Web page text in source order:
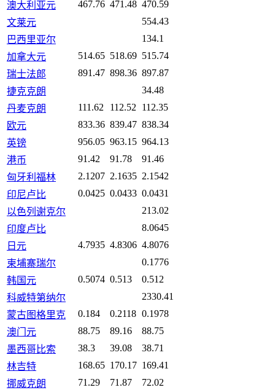
澳大利亚元 467.76 471.48 470.59
文莱元
554.43
巴西里亚尔
134.1
加拿大元
514.65 518.69 515.74
瑞士法郎
891.47 898.36 897.87
捷克克朗
34.48
丹麦克朗
111.62 112.52
112.35
欧元
833.36 839.47 838.34
英镑
956.05 963.15 964.13
港币
91.42 91.78
91.46
匈牙利福林
2.1207 2.1635 2.1542
印尼卢比
0.0425 0.0433 0.0431
以色列谢克尔
213.02
印度卢比
8.0645
日元
4.7935 4.8306 4.8076
柬埔寨瑞尔
0.1776
韩国元
0.5074 0.513
0.512
科威特第纳尔
2330.41
蒙古图格里克
0.184 0.2118 0.1978
澳门元
88.75 89.16
88.75
墨西哥比索
38.3 39.08
38.71
林吉特
168.65 170.17 169.41
挪威克朗
71.29 71.87
72.02